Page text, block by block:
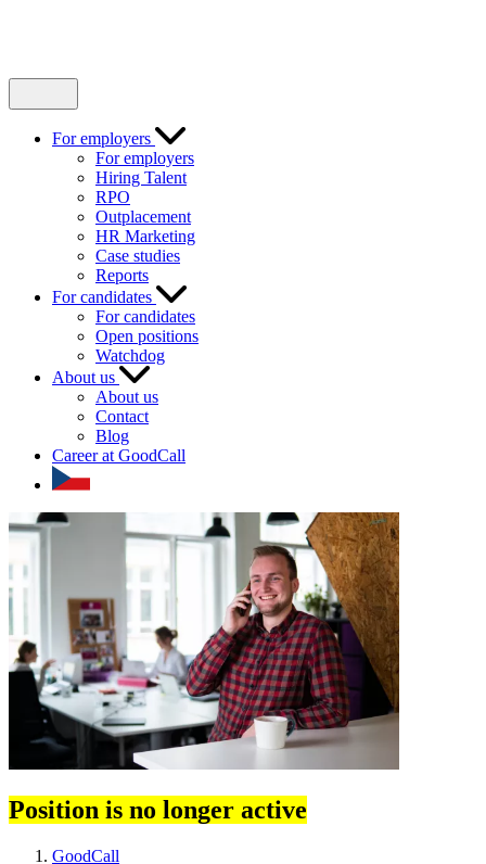
For employers
For employers
Hiring Talent
RPO
Outplacement
HR Marketing
Case studies
Reports
For candidates
For candidates
Open positions
Watchdog
About us
About us
Contact
Blog
Career at GoodCall
Position is no longer active
GoodCall